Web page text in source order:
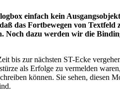
einfach kein
das Fortbewegen von
dazu werden wir die
bis zur nächsten ST-Ecke
als Erfolge zu vermelden
können. Sie sehen, diesen